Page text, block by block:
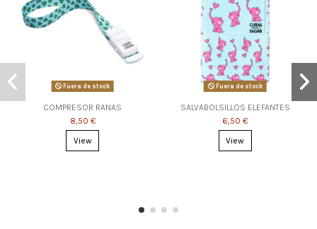
Fuera de stock
COMPRESOR RANAS
8,50 €
View
Fuera de stock
SALVABOLSILLOS ELEFANTES
6,50 €
View